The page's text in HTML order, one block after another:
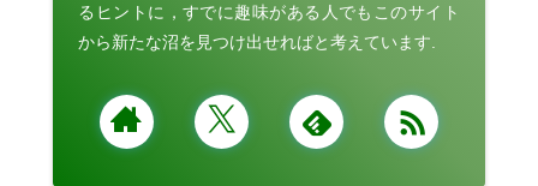
るヒントに，すでに趣味がある人でもこのサイト
から新たな沼を見つけ出せればと考えています.